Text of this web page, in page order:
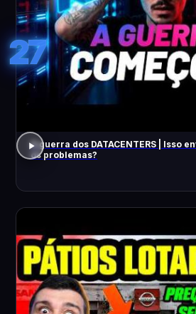
27
A guerra dos DATACENTERS | Isso
os problemas?